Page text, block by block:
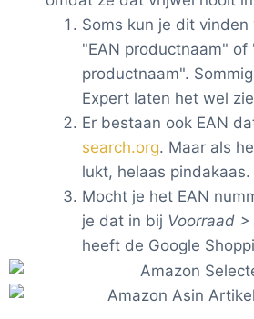
Soms kun je dit vinden
"EAN productnaam"
productnaam".
Expert laten het wel
Er bestaan ook EAN
search.org. Maar als
lukt, helaas pindakaas.
Mocht je het EAN
je dat in bij Voorraad
heeft de Google